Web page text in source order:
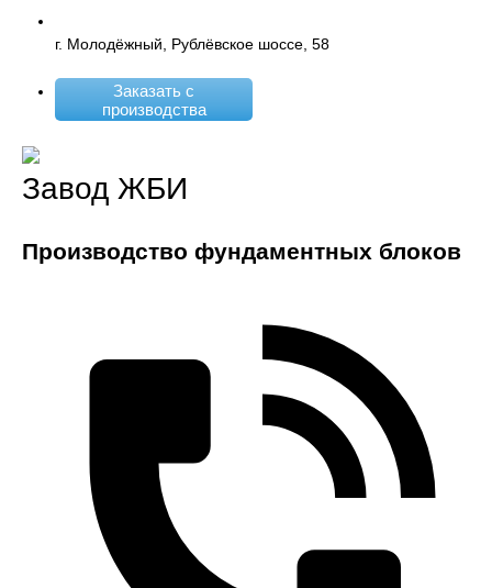
г. Молодёжный, Рублёвское шоссе, 58
Заказать с
производства
Завод ЖБИ
Производство фундаментных блоков